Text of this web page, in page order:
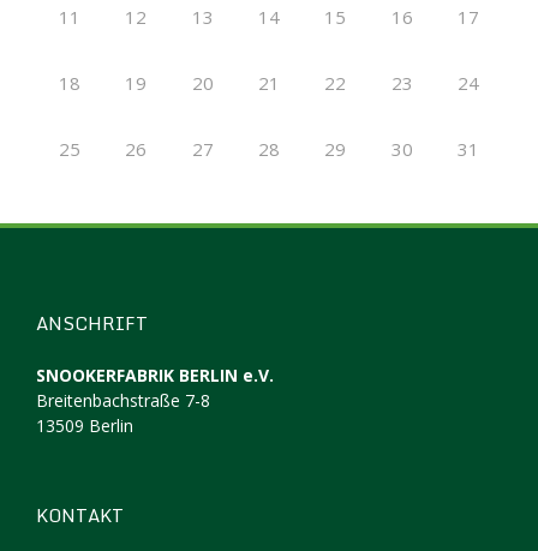
11 12 13 14 15 16 17
18 19 20 21 22 23 24
25 26 27 28 29 30 31
ANSCHRIFT
SNOOKERFABRIK BERLIN e.V.
Breitenbachstraße 7-8
13509 Berlin
KONTAKT